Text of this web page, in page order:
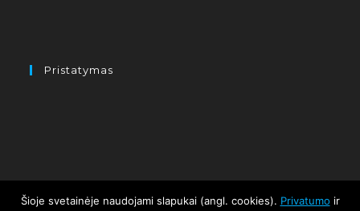
Pristatymas
Šioje svetainėje naudojami slapukai (angl. cookies). Privatumo ir